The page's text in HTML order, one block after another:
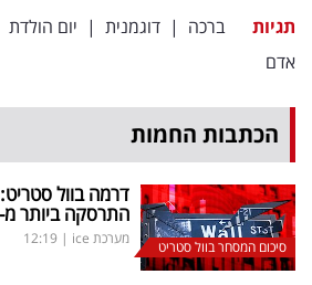
עקבו
אחרינו:
תגיות ברכה | דוגמנית | יום הולדת
אדם
הכתבות החמות
סיכום המסחר בוול סטריט
דרמה בוול
התרסקה ביותר מ-30
מערכת ice |
12:19